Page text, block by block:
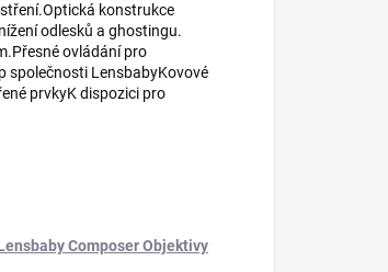
konstrukce
odlesků a ghostingu.
ovládání pro
společnosti LensbabyKovové
prvkyK dispozici pro
Composer Objektivy